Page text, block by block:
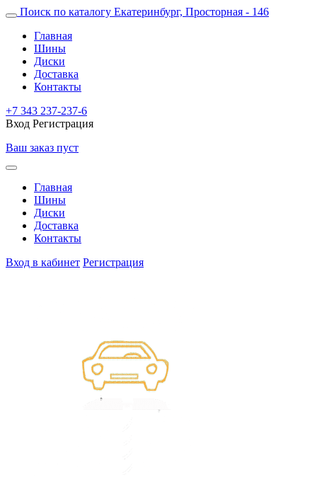
Поиск по каталогу Екатеринбург, Просторная - 146
Главная
Шины
Диски
Доставка
Контакты
+7 343 237-237-6
Вход Регистрация
Ваш заказ пуст
Главная
Шины
Диски
Доставка
Контакты
Вход в кабинет Регистрация